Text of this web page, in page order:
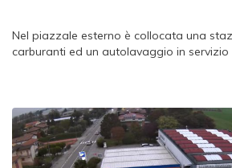
Nel piazzale esterno è collocata una
carburanti ed un autolavaggio in servizio